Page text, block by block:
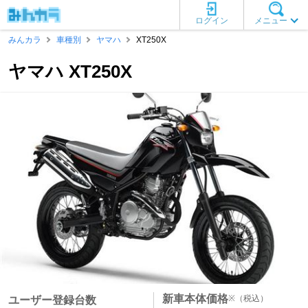
メニュー
ログイン
みんカラ
車種別 ヤマハ XT250X
ヤマハ XT250X
ユーザー登録台数 新車本体価格※ （税込）